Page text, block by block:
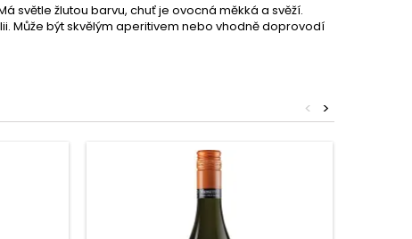
světle žlutou barvu, chuť je ovocná měkká a svěží.
Může být skvělým aperitivem nebo vhodně doprovodí
>
<